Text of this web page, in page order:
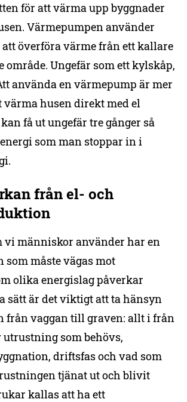
för att värma upp byggnader
Värmepumpen använder
överföra värme från ett kallare
Ungefär som ett kylskåp,
använda en värmepump är mer
husen direkt med el
få ut ungefär tre gånger så
som man stoppar in i
från el- och
vi människor använder har en
måste vägas mot
olika energislag påverkar
sätt är det viktigt att ta hänsyn
från vaggan till graven: allt i från
som behövs,
driftsfas och vad som
tjänat ut och blivit
kallas att ha ett